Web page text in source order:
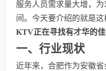
服务人员需求量大增，
间。今天要介绍的就是
KTV正在寻找有才华的佳
一、行业现状
近年来，合肥作为安徽省